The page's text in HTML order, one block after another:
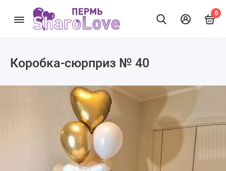
0
Коробка-сюрприз № 40